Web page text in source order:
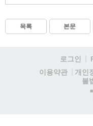
목록 본문
로그인
이용약관
개인
불